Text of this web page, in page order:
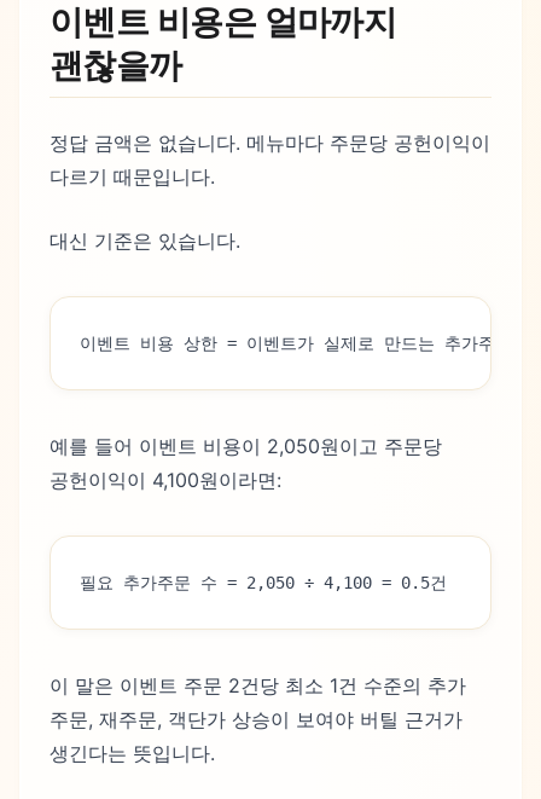
이벤트 비용은 얼마까지
괜찮을까
정답 금액은 없습니다. 메뉴마다 주문당 공헌이익이
다르기 때문입니다.
대신 기준은 있습니다.
이벤트 비용 상한 = 이벤트가 실제로 만드는 추가주문
예를 들어 이벤트 비용이 2,050원이고 주문당
공헌이익이 4,100원이라면:
필요 추가주문 수 = 2,050 ÷ 4,100 = 0.5건
이 말은 이벤트 주문 2건당 최소 1건 수준의 추가
주문, 재주문, 객단가 상승이 보여야 버틸 근거가
생긴다는 뜻입니다.